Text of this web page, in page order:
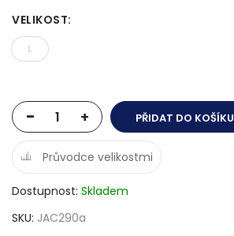
VELIKOST:
L
- + PŘIDAT DO KOŠÍKU
Průvodce velikostmi
Dostupnost Skladem
SKU JAC290a